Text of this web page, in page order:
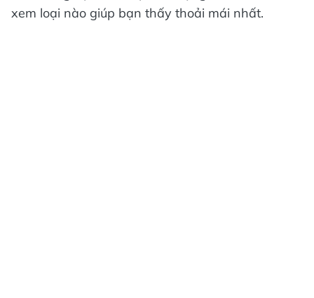
xem loại nào giúp bạn thấy thoải mái nhất.